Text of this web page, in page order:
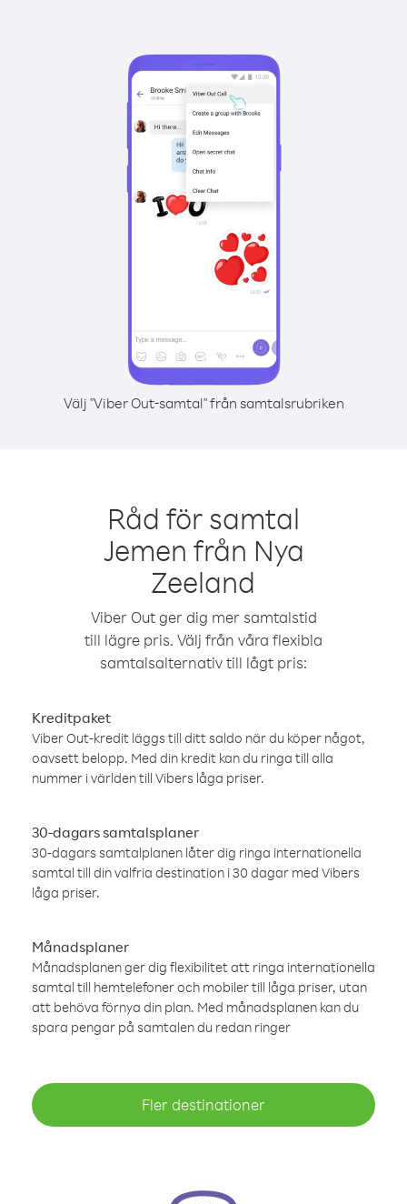
Välj "Viber Out-samtal" från samtalsrubriken
Råd för samtal
Jemen från Nya
Zeeland
Viber Out ger dig mer samtalstid
till lägre pris. Välj från våra flexibla
samtalsalternativ till lågt pris:
Kreditpaket
Viber Out-kredit läggs till ditt saldo när du köper något,
oavsett belopp. Med din kredit kan du ringa till alla
nummer i världen till Vibers låga priser.
30-dagars samtalsplaner
30-dagars samtalplanen låter dig ringa internationella
samtal till din valfria destination i 30 dagar med Vibers
låga priser.
Månadsplaner
Månadsplanen ger dig flexibilitet att ringa internationella
samtal till hemtelefoner och mobiler till låga priser, utan
att behöva förnya din plan. Med månadsplanen kan du
spara pengar på samtalen du redan ringer
Fler destinationer